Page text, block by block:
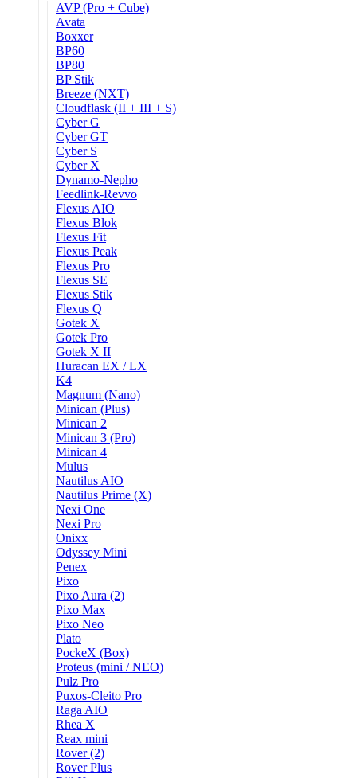
AVP (Pro + Cube)
Avata
Boxxer
BP60
BP80
BP Stik
Breeze (NXT)
Cloudflask (II + III + S)
Cyber G
Cyber GT
Cyber S
Cyber X
Dynamo-Nepho
Feedlink-Revvo
Flexus AIO
Flexus Blok
Flexus Fit
Flexus Peak
Flexus Pro
Flexus SE
Flexus Stik
Flexus Q
Gotek X
Gotek Pro
Gotek X II
Huracan EX / LX
K4
Magnum (Nano)
Minican (Plus)
Minican 2
Minican 3 (Pro)
Minican 4
Mulus
Nautilus AIO
Nautilus Prime (X)
Nexi One
Nexi Pro
Onixx
Odyssey Mini
Penex
Pixo
Pixo Aura (2)
Pixo Max
Pixo Neo
Plato
PockeX (Box)
Proteus (mini / NEO)
Pulz Pro
Puxos-Cleito Pro
Raga AIO
Rhea X
Reax mini
Rover (2)
Rover Plus